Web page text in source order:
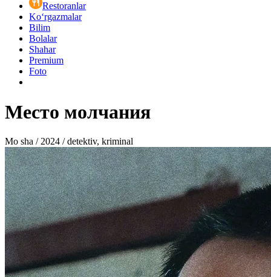
Restoranlar
Ko‘rgazmalar
Bilim
Bolalar
Shahar
Premium
Foto
Место молчания
Mo sha / 2024 / detektiv, kriminal